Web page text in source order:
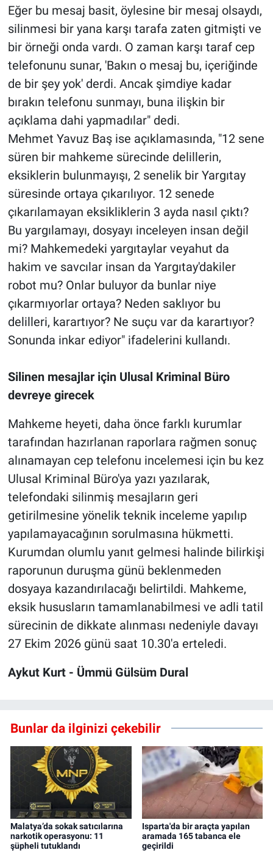
Eğer bu mesaj basit, öylesine bir mesaj olsaydı,
silinmesi bir yana karşı tarafa zaten gitmişti ve
bir örneği onda vardı. O zaman karşı taraf cep
telefonunu sunar, 'Bakın o mesaj bu, içeriğinde
de bir şey yok' derdi. Ancak şimdiye kadar
bırakın telefonu sunmayı, buna ilişkin bir
açıklama dahi yapmadılar" dedi.
Mehmet Yavuz Baş ise açıklamasında, "12 sene
süren bir mahkeme sürecinde delillerin,
eksiklerin bulunmayışı, 2 senelik bir Yargıtay
süresinde ortaya çıkarılıyor. 12 senede
çıkarılamayan eksikliklerin 3 ayda nasıl çıktı?
Bu yargılamayı, dosyayı inceleyen insan değil
mi? Mahkemedeki yargıtaylar veyahut da
hakim ve savcılar insan da Yargıtay'dakiler
robot mu? Onlar buluyor da bunlar niye
çıkarmıyorlar ortaya? Neden saklıyor bu
delilleri, karartıyor? Ne suçu var da karartıyor?
Sonunda inkar ediyor" ifadelerini kullandı.
Silinen mesajlar için Ulusal Kriminal Büro
devreye girecek
Mahkeme heyeti, daha önce farklı kurumlar
tarafından hazırlanan raporlara rağmen sonuç
alınamayan cep telefonu incelemesi için bu kez
Ulusal Kriminal Büro'ya yazı yazılarak,
telefondaki silinmiş mesajların geri
getirilmesine yönelik teknik inceleme yapılıp
yapılamayacağının sorulmasına hükmetti.
Kurumdan olumlu yanıt gelmesi halinde bilirkişi
raporunun duruşma günü beklenmeden
dosyaya kazandırılacağı belirtildi. Mahkeme,
eksik hususların tamamlanabilmesi ve adli tatil
sürecinin de dikkate alınması nedeniyle davayı
27 Ekim 2026 günü saat 10.30'a erteledi.
Aykut Kurt - Ümmü Gülsüm Dural
Bunlar da ilginizi çekebilir
Malatya’da sokak satıcılarına
narkotik operasyonu: 11
şüpheli tutuklandı
Isparta'da bir araçta yapılan
aramada 165 tabanca ele
geçirildi